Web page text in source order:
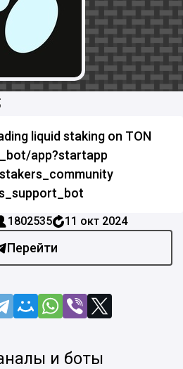
liquid staking on TON
app?startapp
Перейти
1802535 11 окт 2024
и боты